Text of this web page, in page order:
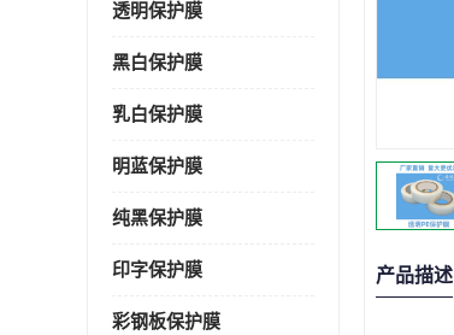
透明保护膜
黑白保护膜
乳白保护膜
明蓝保护膜
纯黑保护膜
印字保护膜
彩钢板保护膜
产品描述